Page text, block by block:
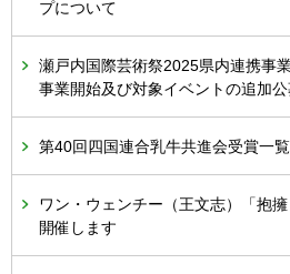
プについて
瀬戸内国際芸術祭2025県内連携事
事業開始及び対象イベントの追加
第40回四国連合乳牛共進会受賞一
ワン・ウェンチー（王文志）「抱
開催します